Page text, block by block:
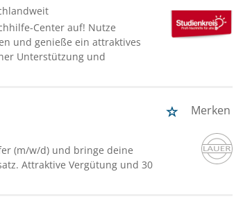
Center auf! Nutze
und genieße ein attraktives
Unterstützung und
Merken
(m/w/d) und bringe deine
Attraktive Vergütung und 30